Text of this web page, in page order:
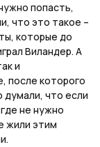
попасть,
что это такое –
которые до
Виландер. А
и
после которого
думали, что если
не нужно
жили этим